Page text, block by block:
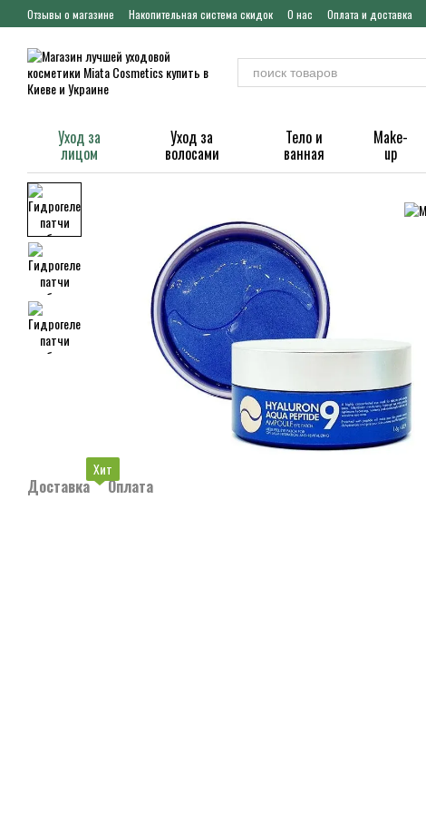
Перейти к основному контенту
Отзывы о магазине Накопительная система скидок О нас Оплата и доставка
Уход за
лицом
Уход за
волосами
Тело и
ванная
Make-
up
Хит
Доставка Оплата